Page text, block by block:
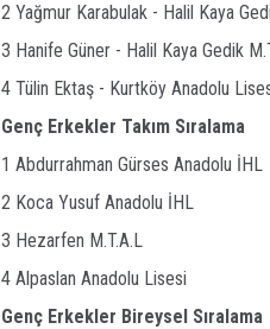
2 Yağmur Karabulak - Halil Kaya
3 Hanife Güner - Halil Kaya Gedik
4 Tülin Ektaş - Kurtköy Anadolu
Genç Erkekler Takım Sıralama
1 Abdurrahman Gürses Anadolu İHL
2 Koca Yusuf Anadolu İHL
3 Hezarfen M.T.A.L
4 Alpaslan Anadolu Lisesi
Genç Erkekler Bireysel Sıralama